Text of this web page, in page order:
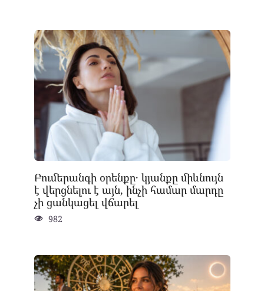
Բումերանգի օրենքը․ կյանքը միևնույն
է վերցնելու է այն, ինչի համար մարդը
չի ցանկացել վճարել
982